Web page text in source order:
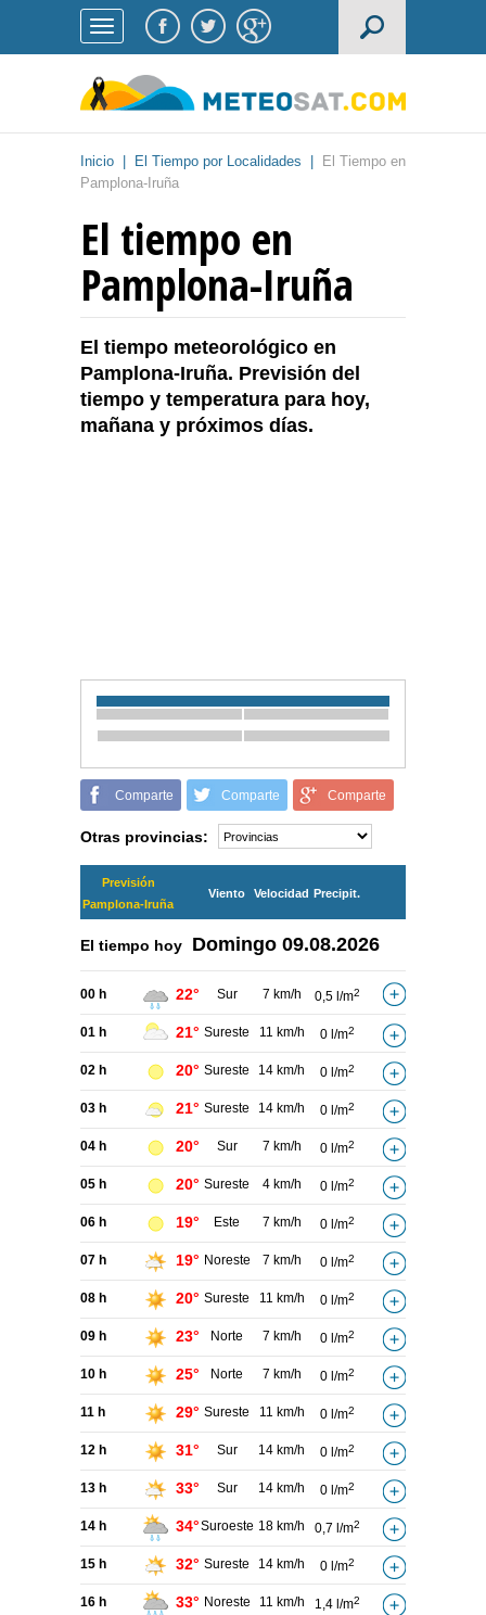
Inicio El Tiempo por Localidades
El Tiempo en
Pamplona-Iruña
El tiempo en
Pamplona-Iruña
El tiempo meteorológico en
Pamplona-Iruña. Previsión del
tiempo y temperatura para hoy,
mañana y próximos días.
Comparte Comparte Comparte
Otras provincias:
Previsión
Pamplona-Iruña
Viento Velocidad Precipit.
El tiempo hoy Domingo 09.08.2026
00 h 22° Sur 7 km/h 0,5 l/m2
01 h 21° Sureste 11 km/h 0 l/m2
02 h 20° Sureste 14 km/h 0 l/m2
03 h 21° Sureste 14 km/h 0 l/m2
04 h 20° Sur 7 km/h 0 l/m2
05 h 20° Sureste 4 km/h 0 l/m2
06 h 19° Este 7 km/h 0 l/m2
07 h 19° Noreste 7 km/h 0 l/m2
08 h 20° Sureste 11 km/h 0 l/m2
09 h 23° Norte 7 km/h 0 l/m2
10 h 25° Norte 7 km/h 0 l/m2
11 h 29° Sureste 11 km/h 0 l/m2
12 h 31° Sur 14 km/h 0 l/m2
13 h 33° Sur 14 km/h 0 l/m2
14 h 34°Suroeste 18 km/h 0,7 l/m2
15 h 32° Sureste 14 km/h 0 l/m2
16 h 33° Noreste 11 km/h 1,4 l/m2